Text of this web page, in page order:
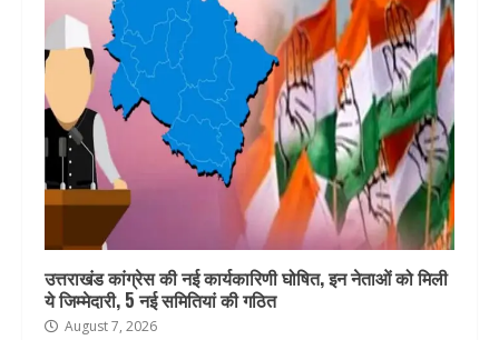
उत्तराखंड कांग्रेस की नई कार्यकारिणी घोषित, इन नेताओं को मिली
ये जिम्मेदारी, 5 नई समितियां की गठित
August 7, 2026